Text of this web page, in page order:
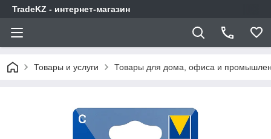
TradeKZ - интернет-магазин
Товары и услуги Товары для дома, офиса и